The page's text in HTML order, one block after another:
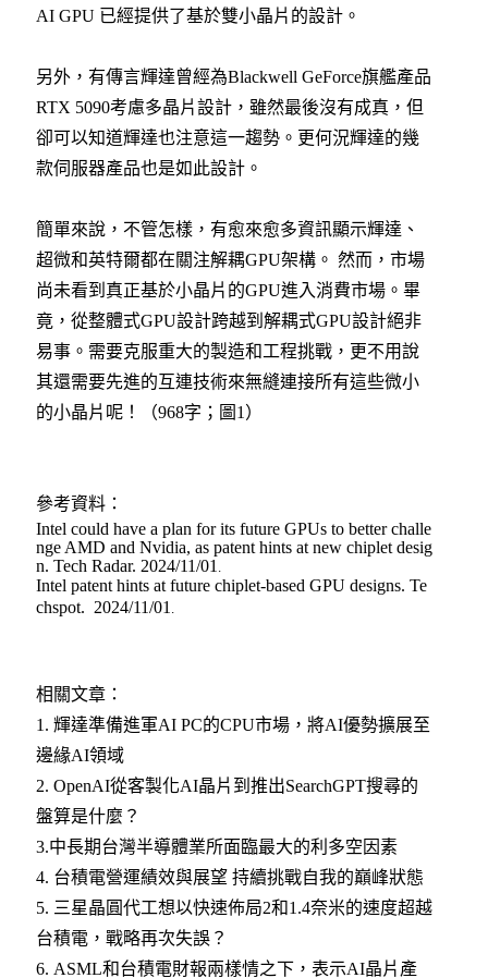
AI GPU 已經提供了基於雙小晶片的設計。
另外，有傳言輝達曾經為Blackwell GeForce旗艦產品
RTX 5090考慮多晶片設計，雖然最後沒有成真，但
卻可以知道輝達也注意這一趨勢。更何況輝達的幾
款伺服器產品也是如此設計。
簡單來說，不管怎樣，有愈來愈多資訊顯示輝達、
超微和英特爾都在關注解耦GPU架構。 然而，市場
尚未看到真正基於小晶片的GPU進入消費市場。畢
竟，從整體式GPU設計跨越到解耦式GPU設計絕非
易事。需要克服重大的製造和工程挑戰，更不用說
其還需要先進的互連技術來無縫連接所有這些微小
的小晶片呢！
（968字；圖1）
參考資料：
Intel could have a plan for its future GPUs to better challe
nge AMD and Nvidia, as patent hints at new chiplet desig
n. Tech Radar. 2024/11/01
Intel patent hints at future chiplet-based GPU designs. Te
chspot. 2024/11/01
相關文章：
1. 輝達準備進軍AI PC的CPU市場，將AI優勢擴展至
邊緣AI領域
2. OpenAI從客製化AI晶片到推出SearchGPT搜尋的
盤算是什麼？
3.中長期台灣半導體業所面臨最大的利多空因素
4. 台積電營運績效與展望 持續挑戰自我的巔峰狀態
5. 三星晶圓代工想以快速佈局2和1.4奈米的速度超越
台積電，戰略再次失誤？
6. ASML和台積電財報兩樣情之下，表示AI晶片產